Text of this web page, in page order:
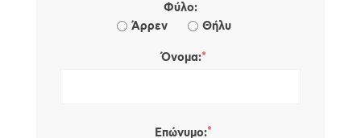
Φύλο:
Άρρεν
Θήλυ
Όνομα:*
Επώνυμο:*